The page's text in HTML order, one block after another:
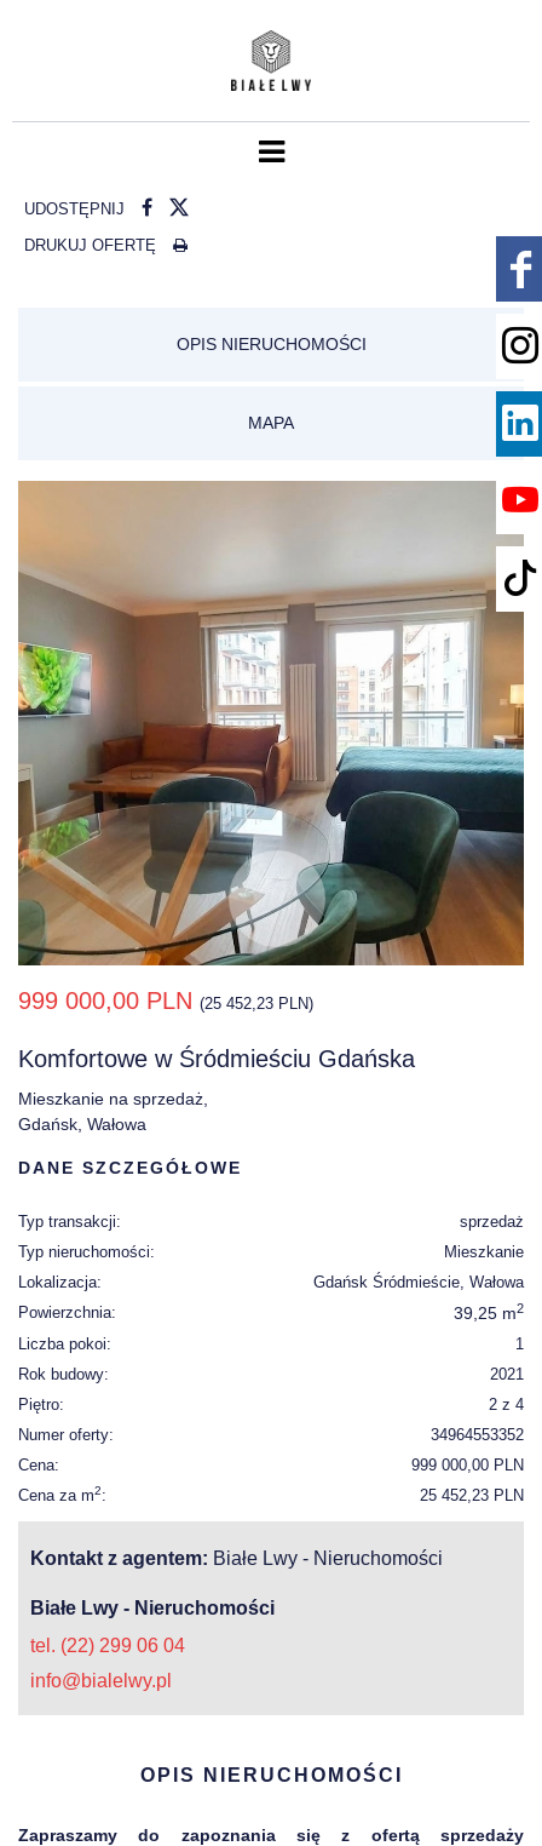
UDOSTĘPNIJ
DRUKUJ OFERTĘ
OPIS NIERUCHOMOŚCI
MAPA
999 000,00 PLN (25 452,23 PLN)
Komfortowe w Śródmieściu Gdańska
Mieszkanie na sprzedaż,
Gdańsk, Wałowa
DANE SZCZEGÓŁOWE
Typ transakcji:
sprzedaż
Typ nieruchomości:
Mieszkanie
Lokalizacja:
Gdańsk Śródmieście, Wałowa
Powierzchnia:
39,25 m2
Liczba pokoi:
1
Rok budowy:
2021
Piętro:
2 z 4
Numer oferty:
34964553352
Cena:
999 000,00 PLN
Cena za m2: 25 452,23 PLN
Kontakt z agentem: Białe Lwy - Nieruchomości
Białe Lwy - Nieruchomości
tel. (22) 299 06 04
info@bialelwy.pl
OPIS NIERUCHOMOŚCI
Zapraszamy do zapoznania się z ofertą sprzedaży